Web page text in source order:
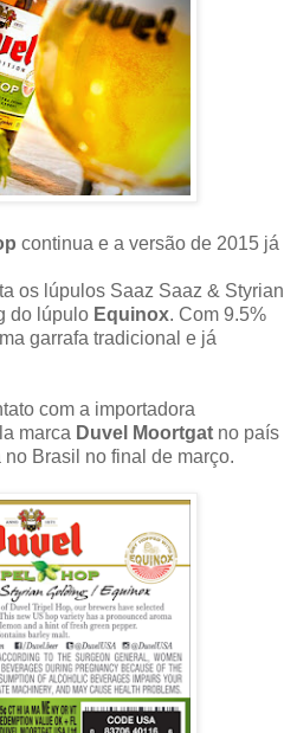
continua e a versão de 2015 já
os lúpulos Saaz Saaz & Styrian
do lúpulo Equinox. Com 9.5%
garrafa tradicional e já
com a importadora
marca Duvel Moortgat no país
Brasil no final de março.